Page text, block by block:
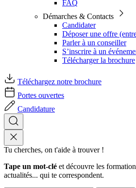
FAQ
Démarches & Contacts
Candidater
Déposer une offre
Parler à un conseiller
S’inscrire à un
Télécharger la brochure
Téléchargez notre brochure
Portes ouvertes
Candidature
Tu cherches, on t'aide à trouver !
Tape un mot-clé et découvre les
actualités... qui te correspondent.